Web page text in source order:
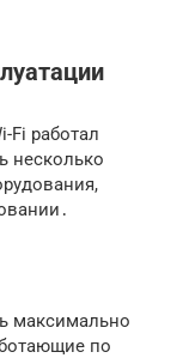
Fi работал
несколько
максимально
по